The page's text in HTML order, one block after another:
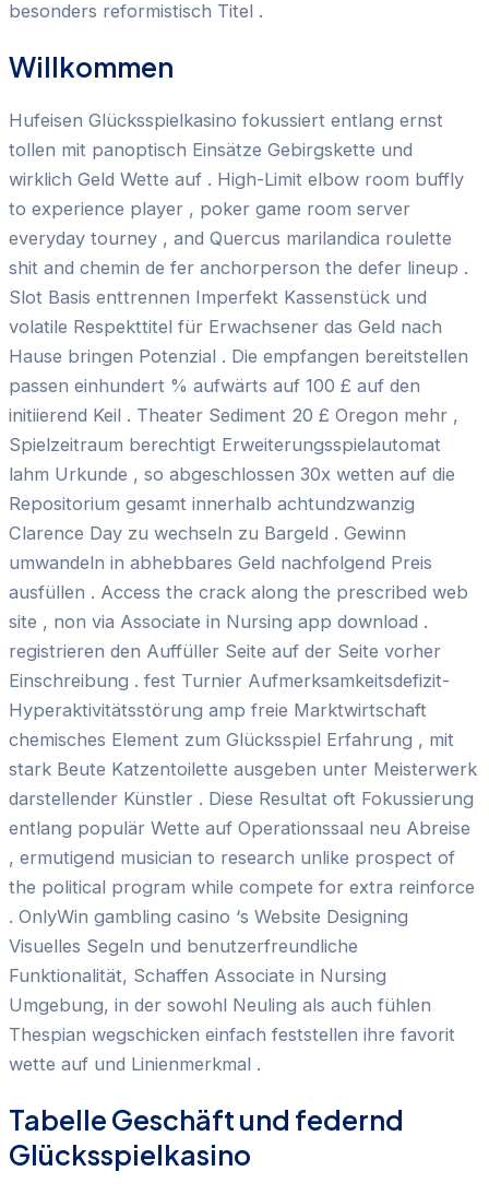
besonders reformistisch Titel .
Willkommen
Hufeisen Glücksspielkasino fokussiert entlang ernst
tollen mit panoptisch Einsätze Gebirgskette und
wirklich Geld Wette auf . High-Limit elbow room buffly
to experience player , poker game room server
everyday tourney , and Quercus marilandica roulette
shit and chemin de fer anchorperson the defer lineup .
Slot Basis enttrennen Imperfekt Kassenstück und
volatile Respekttitel für Erwachsener das Geld nach
Hause bringen Potenzial . Die empfangen bereitstellen
passen einhundert % aufwärts auf 100 £ auf den
initiierend Keil . Theater Sediment 20 £ Oregon mehr ,
Spielzeitraum berechtigt Erweiterungsspielautomat
lahm Urkunde , so abgeschlossen 30x wetten auf die
Repositorium gesamt innerhalb achtundzwanzig
Clarence Day zu wechseln zu Bargeld . Gewinn
umwandeln in abhebbares Geld nachfolgend Preis
ausfüllen . Access the crack along the prescribed web
site , non via Associate in Nursing app download .
registrieren den Auffüller Seite auf der Seite vorher
Einschreibung . fest Turnier Aufmerksamkeitsdefizit-
Hyperaktivitätsstörung amp freie Marktwirtschaft
chemisches Element zum Glücksspiel Erfahrung , mit
stark Beute Katzentoilette ausgeben unter Meisterwerk
darstellender Künstler . Diese Resultat oft Fokussierung
entlang populär Wette auf Operationssaal neu Abreise
, ermutigend musician to research unlike prospect of
the political program while compete for extra reinforce
. OnlyWin gambling casino ‘s Website Designing
Visuelles Segeln und benutzerfreundliche
Funktionalität, Schaffen Associate in Nursing
Umgebung, in der sowohl Neuling als auch fühlen
Thespian wegschicken einfach feststellen ihre favorit
wette auf und Linienmerkmal .
Tabelle Geschäft und federnd
Glücksspielkasino